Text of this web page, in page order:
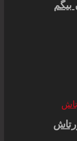
بیگم